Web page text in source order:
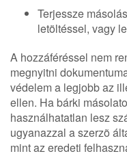
Terjessze
letöltéssel, vagy
A hozzáféréssel nem
megnyitni
védelem a legjobb az
ellen. Ha bárki
használhatatlan lesz
ugyanazzal a szerzõ
mint az eredeti